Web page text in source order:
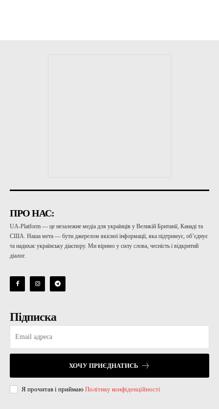
ПРО НАС:
UA-Platform — це незалежне медіа для українців у Великій Британії, Канаді та
США. Наша мета — бути джерелом якісної інформації, яка підтримує, об’єднує
та надихає українську діаспору. Ми віримо у силу слова, чесність і відкритий
діалог.
Підписка
ХОЧУ ПРИЄДНАТИСЬ
Я прочитав і приймаю Політику конфіденційності